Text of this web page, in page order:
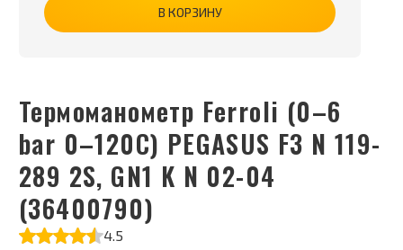
Термоманометр Ferroli (0–6
bar 0–120C) PEGASUS F3 N 119-
289 2S, GN1 K N 02-04
(36400790)
4.5
В КОРЗИНУ